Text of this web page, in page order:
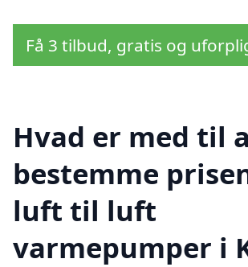
Få 3 tilbud, gratis og
Hvad er med til
bestemme
luft til luft
varmepumper i